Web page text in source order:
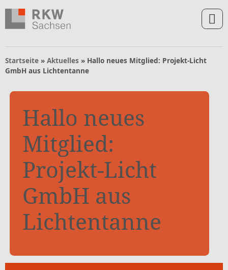
Zum Inhalt springen
Zur Navigation springen
Zum Fußbereich und Kontakt springen
Startseite » Aktuelles » Hallo neues Mitglied: Projekt-Licht
GmbH aus Lichtentanne
Hallo neues
Mitglied:
Projekt-Licht
GmbH aus
Lichtentanne